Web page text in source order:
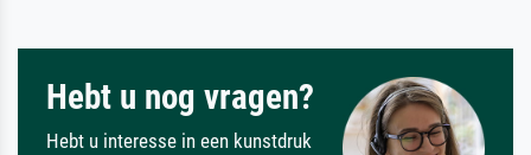
Hebt u nog vragen?
Hebt u interesse in een kunstdruk